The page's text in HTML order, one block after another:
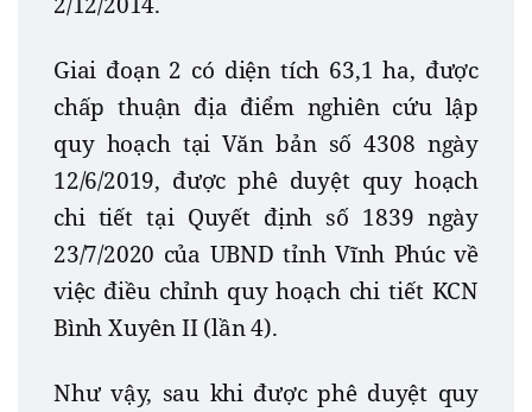
Giai đoạn 2 có diện tích 63,1 ha, được
chấp thuận địa điểm nghiên cứu lập
quy hoạch tại Văn bản số 4308 ngày
12/6/2019, được phê duyệt quy hoạch
chi tiết tại Quyết định số 1839 ngày
23/7/2020 của UBND tỉnh Vĩnh Phúc về
việc điều chỉnh quy hoạch chi tiết KCN
Bình Xuyên II (lần 4).
Như vậy, sau khi được phê duyệt quy